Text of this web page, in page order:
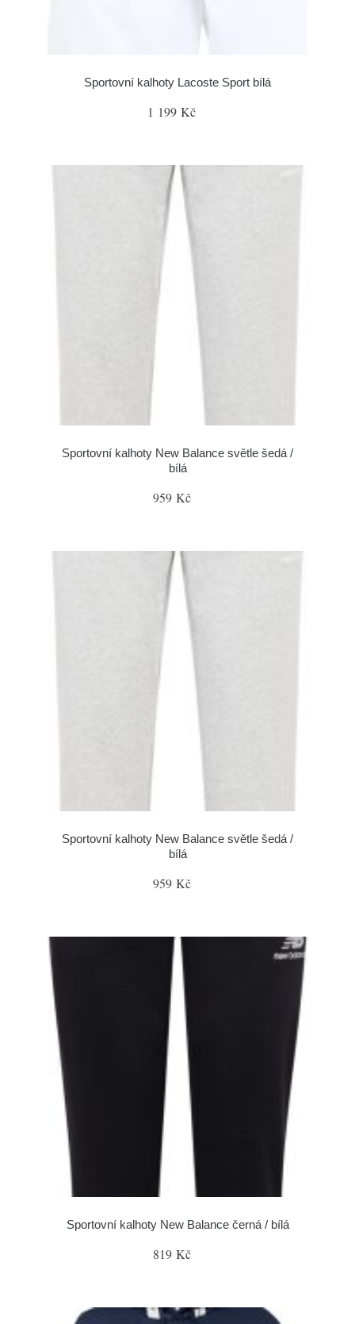
Sportovní kalhoty Lacoste Sport bílá
1 199 Kč
Sportovní kalhoty New Balance světle šedá /
bílá
959 Kč
Sportovní kalhoty New Balance světle šedá /
bílá
959 Kč
Sportovní kalhoty New Balance černá / bílá
819 Kč